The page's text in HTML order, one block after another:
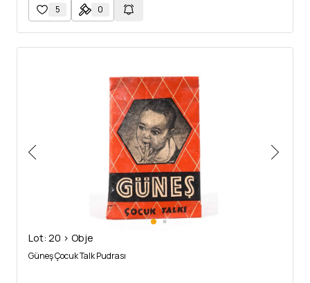
5 0
Lot: 20 > Obje
Güneş Çocuk Talk Pudrası